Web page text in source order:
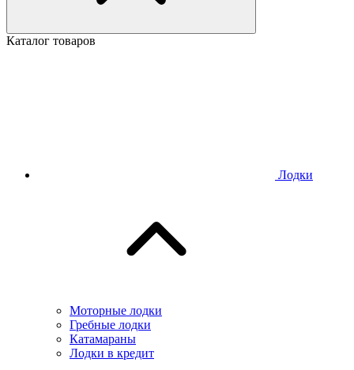
Каталог товаров
Лодки
Моторные лодки
Гребные лодки
Катамараны
Лодки в кредит